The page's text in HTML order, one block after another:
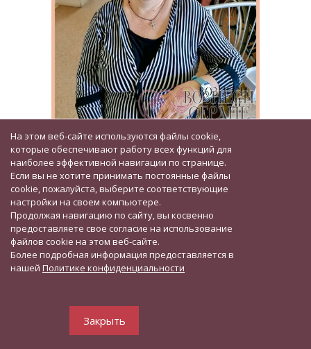
Сегодня вручили подарки троим
именинникам.
23 ИЮНЯ 2021
[НАШИ МИЛЫЕ БЛАГОДАРЯТ ЗА ПОДАРКИ!]
Сегодня от нас с вами вручили подарки троим именинникам.
На прошлой неделе мы объявили сбор и сами выбрали
бабушкам и дедушкам подарки в интернет-магазине. Мы
сердечно благодарим вас за участие.
Сегодня поздравили Брак Наталью Васильевну из
Белокалитвенского дома-интерната.
На этом веб-сайте используются файлы cookie,
которые обеспечивают работу всех функций для
наиболее эффективной навигации по странице.
Если вы не хотите принимать постоянные файлы
cookie, пожалуйста, выберите соответствующие
настройки на своем компьютере.
Продолжая навигацию по сайту, вы косвенно
предоставляете свое согласие на использование
файлов cookie на этом веб-сайте.
Более подробная информация предоставляется в
нашей Политике конфиденциальности
Закрыть